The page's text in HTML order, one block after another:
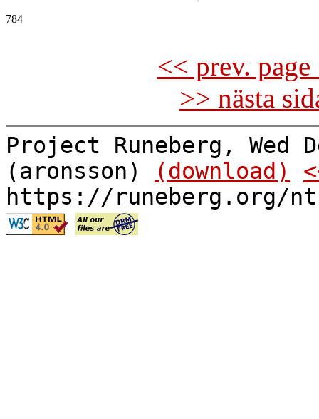
784
<< prev.
>> nästa
Project Runeberg, Wed
(aronsson)
(download)
https://runeberg.org/